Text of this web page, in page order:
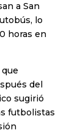
a San
lo
horas en
del
sugirió
futbolistas